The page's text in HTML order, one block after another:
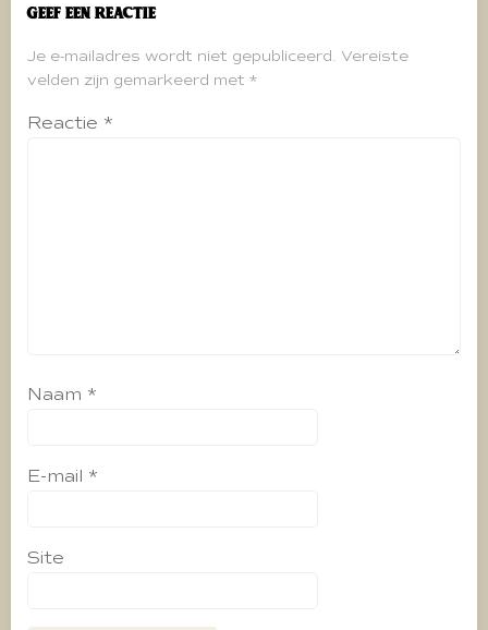
Geef een reactie
Je e-mailadres wordt niet gepubliceerd. Vereiste
velden zijn gemarkeerd met *
Reactie *
Naam *
E-mail *
Site